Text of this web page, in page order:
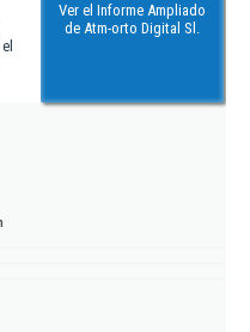
Ver el Informe Ampliado
de Atm-orto Digital Sl.